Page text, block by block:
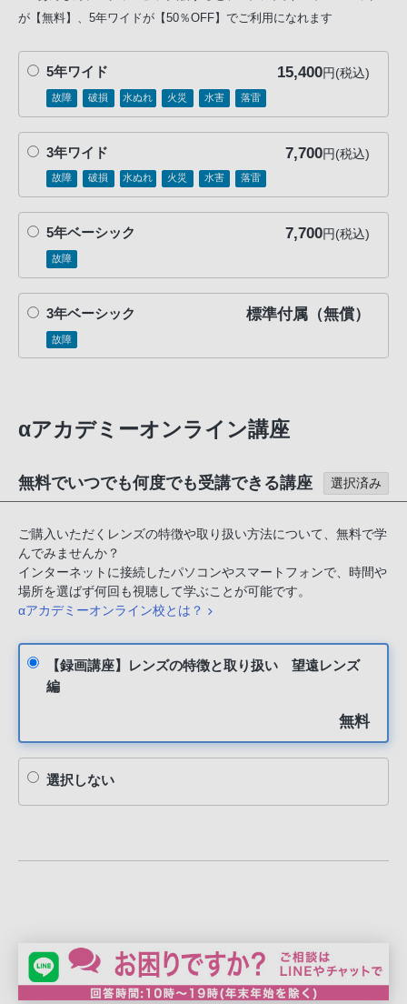
が【無料】、5年ワイドが【50％OFF】でご利用になれます
5年ワイド 15,400円(税込)
故障 破損 水ぬれ 火災 水害 落雷
3年ワイド 7,700円(税込)
故障 破損 水ぬれ 火災 水害 落雷
5年ベーシック 7,700円(税込)
故障
3年ベーシック 標準付属（無償）
故障
αアカデミーオンライン講座
無料でいつでも何度でも受講できる講座 選択済み
ご購入いただくレンズの特徴や取り扱い方法について、無料で学
んでみませんか？
インターネットに接続したパソコンやスマートフォンで、時間や
場所を選ばず何回も視聴して学ぶことが可能です。
αアカデミーオンライン校とは？
【録画講座】レンズの特徴と取り扱い 望遠レンズ
編
無料
選択しない